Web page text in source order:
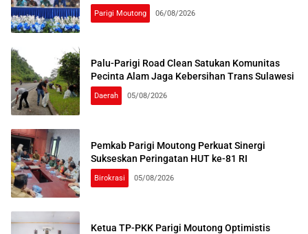
Parigi Moutong 06/08/2026
Palu-Parigi Road Clean Satukan Komunitas
Pecinta Alam Jaga Kebersihan Trans Sulawesi
Daerah 05/08/2026
Pemkab Parigi Moutong Perkuat Sinergi
Sukseskan Peringatan HUT ke-81 RI
Birokrasi 05/08/2026
Ketua TP-PKK Parigi Moutong Optimistis